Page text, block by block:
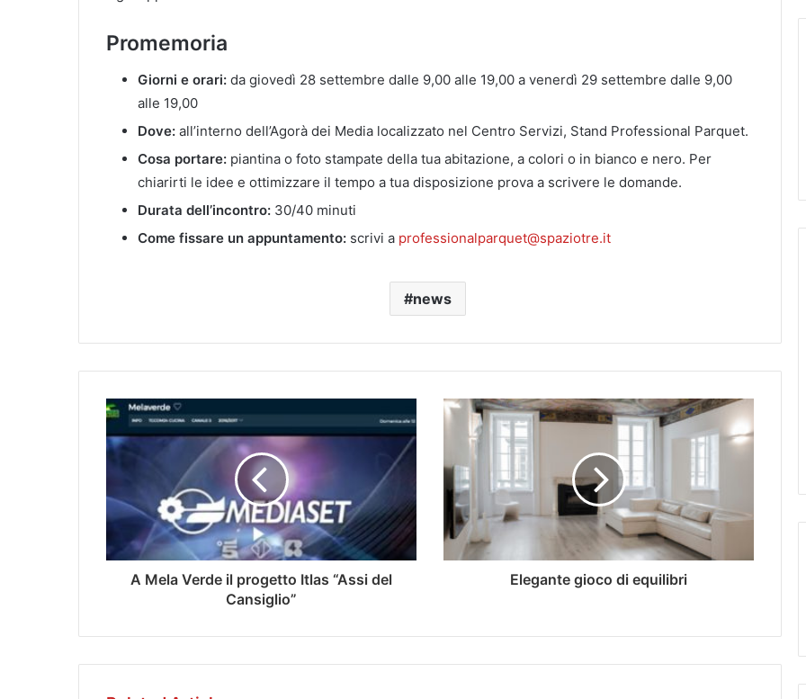
Promemoria
Giorni e orari: da giovedì 28 settembre dalle 9,00 alle 19,00 a venerdì 29 settembre dalle 9,00
alle 19,00
Dove: all’interno dell’Agorà dei Media localizzato nel Centro Servizi, Stand Professional Parquet.
Cosa portare: piantina o foto stampate della tua abitazione, a colori o in bianco e nero. Per
chiarirti le idee e ottimizzare il tempo a tua disposizione prova a scrivere le domande.
Durata dell’incontro: 30/40 minuti
Come fissare un appuntamento: scrivi a professionalparquet@spaziotre.it
news
A Mela Verde il progetto Itlas “Assi del
Cansiglio”
Elegante gioco di equilibri